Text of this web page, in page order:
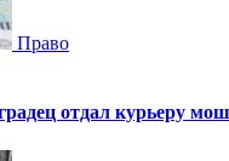
Право
отдал курьеру